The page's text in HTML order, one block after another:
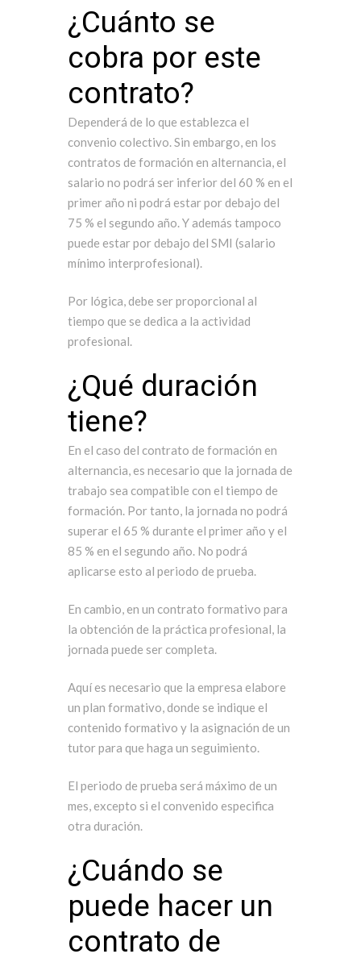
¿Cuánto se
cobra por este
contrato?
Dependerá de lo que establezca el
convenio colectivo. Sin embargo, en los
contratos de formación en alternancia, el
salario no podrá ser inferior del 60 % en el
primer año ni podrá estar por debajo del
75 % el segundo año. Y además tampoco
puede estar por debajo del SMI (salario
mínimo interprofesional).
Por lógica, debe ser proporcional al
tiempo que se dedica a la actividad
profesional.
¿Qué duración
tiene?
En el caso del contrato de formación en
alternancia, es necesario que la jornada de
trabajo sea compatible con el tiempo de
formación. Por tanto, la jornada no podrá
superar el 65 % durante el primer año y el
85 % en el segundo año. No podrá
aplicarse esto al periodo de prueba.
En cambio, en un contrato formativo para
la obtención de la práctica profesional, la
jornada puede ser completa.
Aquí es necesario que la empresa elabore
un plan formativo, donde se indique el
contenido formativo y la asignación de un
tutor para que haga un seguimiento.
El periodo de prueba será máximo de un
mes, excepto si el convenido especifica
otra duración.
¿Cuándo se
puede hacer un
contrato de